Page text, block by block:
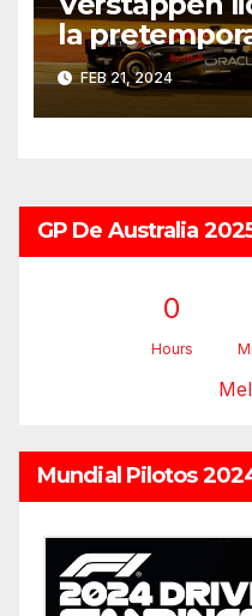
la
FEB 21, 2024
GP De Australia
0
Hours
Mundial Pilotos